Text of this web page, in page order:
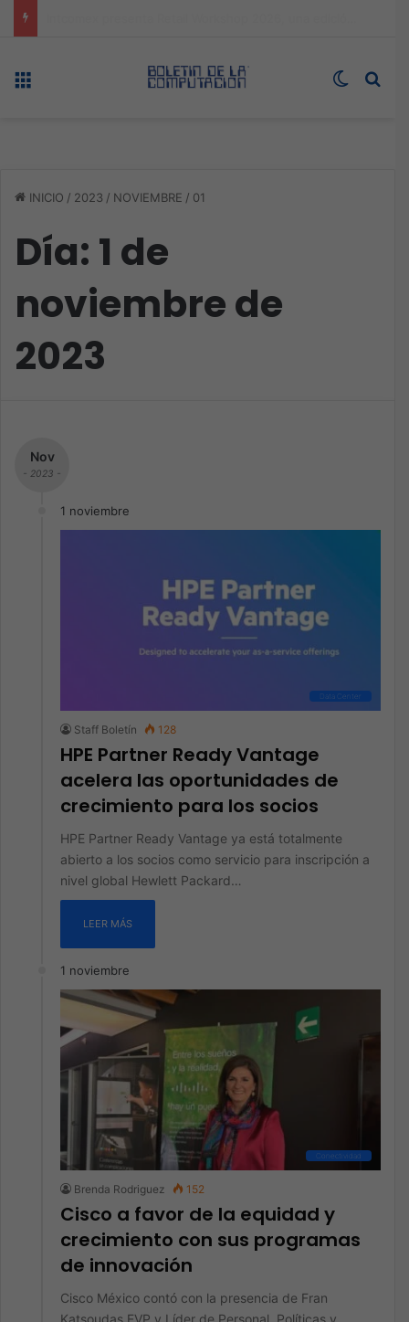
Switch
INICIO / 2023 / NOVIEMBRE / 01
Día: 1 de
noviembre de
2023
Nov
- 2023 -
1 noviembre
Data Center
Staff Boletín 128
HPE Partner Ready Vantage
acelera las oportunidades de
crecimiento para los socios
HPE Partner Ready Vantage ya está totalmente
abierto a los socios como servicio para inscripción a
nivel global Hewlett Packard…
LEER MÁS
1 noviembre
Conectividad
Brenda Rodriguez 152
Cisco a favor de la equidad y
crecimiento con sus programas
de innovación
Cisco México contó con la presencia de Fran
Katsoudas EVP y Líder de Personal, Políticas y